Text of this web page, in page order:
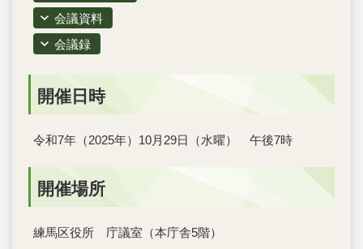
会議資料
会議録
開催日時
令和7年（2025年）10月29日（水曜） 午後7時
開催場所
練馬区役所 庁議室（本庁舎5階）